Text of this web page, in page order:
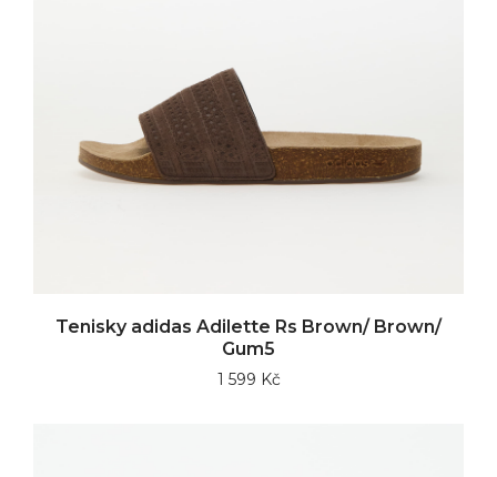
Tenisky adidas Adilette Rs Brown/ Brown/
Gum5
1 599 Kč